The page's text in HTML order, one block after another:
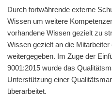
Durch fortwährende externe
Wissen um weitere
vorhandene Wissen gezielt zu
Wissen gezielt an die
weitergegeben. Im Zuge der
9001:2015 wurde das
Unterstützung einer
überarbeitet.